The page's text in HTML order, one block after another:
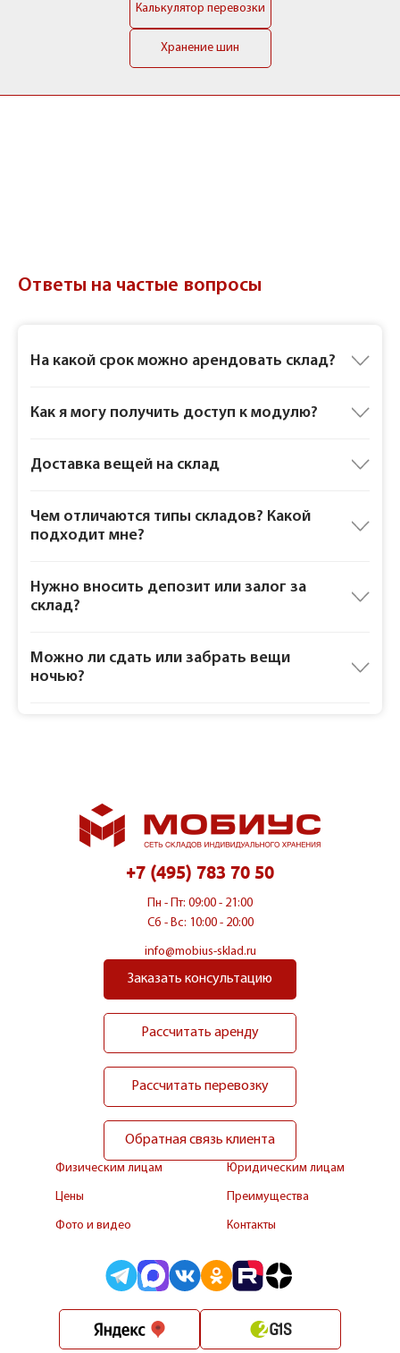
Калькулятор перевозки
Хранение шин
Ответы на частые вопросы
На какой срок можно арендовать склад?
Как я могу получить доступ к модулю?
Доставка вещей на склад
Чем отличаются типы складов? Какой
подходит мне?
Нужно вносить депозит или залог за
склад?
Можно ли сдать или забрать вещи
ночью?
+7 (495) 783 70 50
Пн - Пт: 09:00 - 21:00
Сб - Вс: 10:00 - 20:00
info@mobius-sklad.ru
Физическим лицам Юридическим лицам
Цены Преимущества
Фото и видео Контакты
Заказать консультацию
Рассчитать аренду
Рассчитать перевозку
Обратная связь клиента